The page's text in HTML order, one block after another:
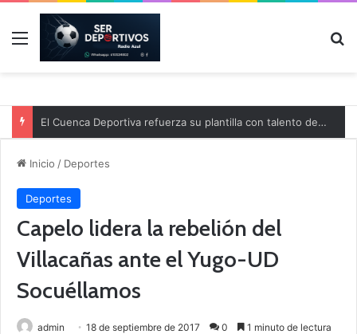
Menú
El Cuenca Deportiva refuerza su plantilla con talento de la comarca
Inicio / Deportes
Deportes
Capelo lidera la rebelión del
Villacañas ante el Yugo-UD
Socuéllamos
admin 18 de septiembre de 2017 0 1 minuto de lectura